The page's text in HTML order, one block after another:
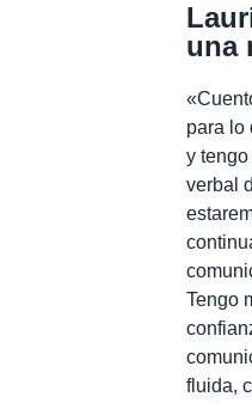
una
para lo
y
verbal
Tengo
fluida,